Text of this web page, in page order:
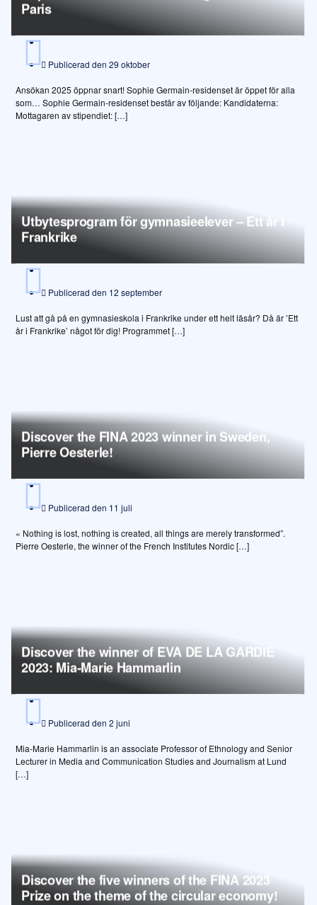
Paris
Publicerad den 29 oktober
Ansökan 2025 öppnar snart! Sophie Germain-residenset är öppet för alla
som… Sophie Germain-residenset består av följande: Kandidaterna:
Mottagaren av stipendiet: […]
Utbytesprogram för gymnasieelever – Ett år i
Frankrike
Publicerad den 12 september
Lust att gå på en gymnasieskola i Frankrike under ett helt läsår? Då är ’Ett
år i Frankrike’ något för dig! Programmet […]
Discover the FINA 2023 winner in Sweden,
Pierre Oesterle!
Publicerad den 11 juli
« Nothing is lost, nothing is created, all things are merely transformed”.
Pierre Oesterle, the winner of the French Institutes Nordic […]
Discover the winner of EVA DE LA GARDIE
2023: Mia-Marie Hammarlin
Publicerad den 2 juni
Mia-Marie Hammarlin is an associate Professor of Ethnology and Senior
Lecturer in Media and Communication Studies and Journalism at Lund
[…]
Discover the five winners of the FINA 2023
Prize on the theme of the circular economy!